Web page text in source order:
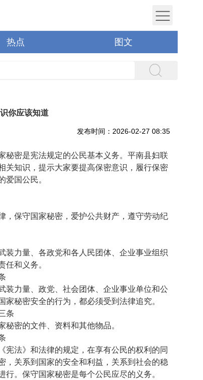
热点 图文
你应该知道
发布时间：2026-02-27 08:35
秘密是宪法规定的公民基本义务。平南县妇联
关知识，提示大家要提高保密意识，履行保密
爱国公民。
，保守国家秘密，爱护公共财产，遵守劳动纪
装力量、各政党和各人民团体、企业事业组织
任和义务。
装力量、政党、社会团体、企业事业单位和公
秘密安全的行为，都必须受到法律追究。
条
密的文件、资料和其他物品。
宪法》和法律的规定，在享有公民的权利的同
，关系到国家的安全和利益，关系到社会的稳
。保守国家秘密是每个公民应尽的义务。